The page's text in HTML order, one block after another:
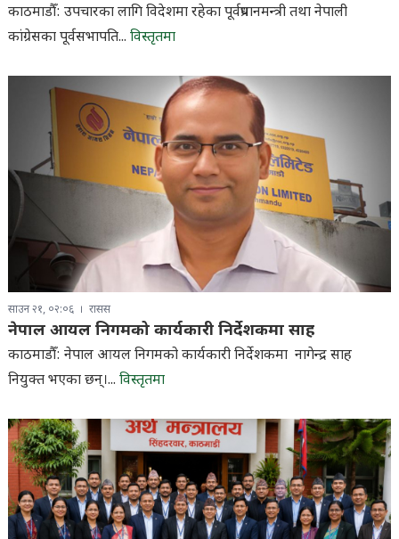
काठमाडौँ: उपचारका लागि विदेशमा रहेका पूर्वप्रधानमन्त्री तथा नेपाली
कांग्रेसका पूर्वसभापति... विस्तृतमा
साउन २१, ०२:०६ रासस
नेपाल आयल निगमको कार्यकारी निर्देशकमा साह
काठमाडौँ: नेपाल आयल निगमको कार्यकारी निर्देशकमा नागेन्द्र साह
नियुक्त भएका छन्।... विस्तृतमा